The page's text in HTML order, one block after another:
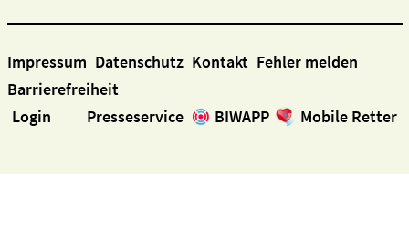
Impressum Datenschutz Kontakt Fehler melden
Barrierefreiheit
Login
Presseservice BIWAPP Mobile Retter